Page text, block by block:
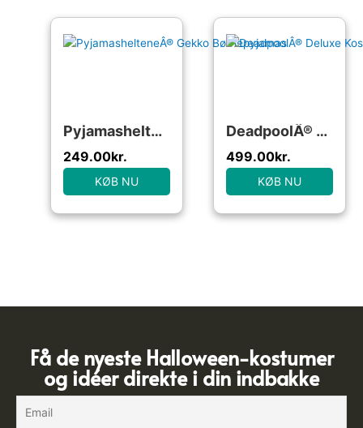
PyjamashelteneÂ® Gekko Børnepyjamas
249.00kr.
KØB NU
DeadpoolÂ® Deluxe Kostume
499.00kr.
KØB NU
Få de nyeste Halloween-kostumer
og idéer direkte i din indbakke